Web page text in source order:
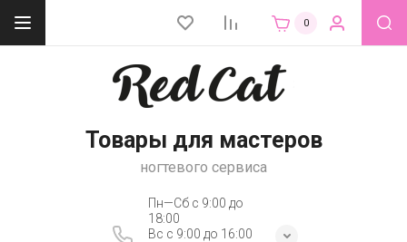
0
Товары для мастеров
ногтевого сервиса
Пн—Сб с 9:00 до
18:00
Вс с 9:00 до 16:00